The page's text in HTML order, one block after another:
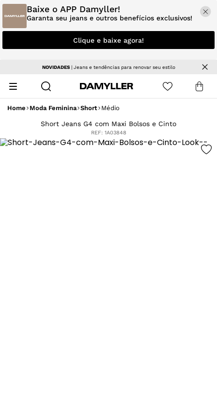
Baixe o APP Damyller!
Garanta seu jeans e outros benefícios exclusivos!
Clique e baixe agora!
NOVIDADES| Jeans e tendências para renovar seu estilo
Home Moda Feminina Short Médio
Short Jeans G4 com Maxi Bolsos e Cinto
REF: 1A03848